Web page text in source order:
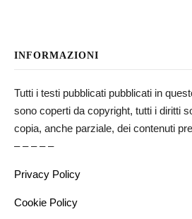
INFORMAZIONI
Tutti i testi pubblicati pubblicati in
sono coperti da copyright, tutti i diritti
copia, anche parziale, dei contenuti
– – – – –
Privacy Policy
Cookie Policy